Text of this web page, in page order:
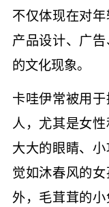
不仅体现在对
产品设计、广
的文化现象。
卡哇伊常被用
人，尤其是女
大大的眼睛、
觉如沐春风的
外，毛茸茸的